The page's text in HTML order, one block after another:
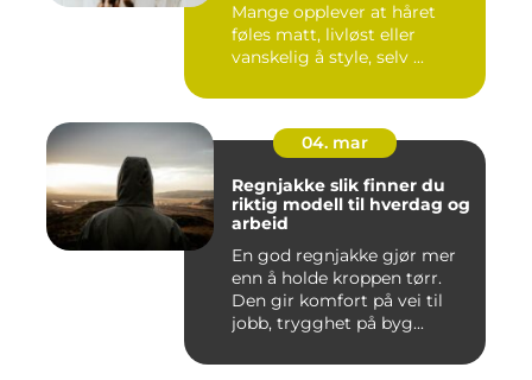
Mange opplever at håret
føles matt, livløst eller
vanskelig å style, selv ...
04. mar
Regnjakke slik finner du
riktig modell til hverdag og
arbeid
En god regnjakke gjør mer
enn å holde kroppen tørr.
Den gir komfort på vei til
jobb, trygghet på byg...